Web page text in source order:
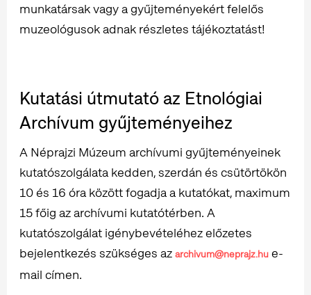
munkatársak vagy a gyűjteményekért felelős
muzeológusok adnak részletes tájékoztatást!
Kutatási útmutató az Etnológiai
Archívum gyűjteményeihez
A Néprajzi Múzeum archívumi gyűjteményeinek
kutatószolgálata kedden, szerdán és csütörtökön
10 és 16 óra között fogadja a kutatókat, maximum
15 főig az archívumi kutatótérben. A
kutatószolgálat igénybevételéhez előzetes
bejelentkezés szükséges az archivum@neprajz.hu e-
mail címen.